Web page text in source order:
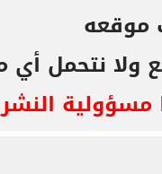
موقعه
ولا نتحمل
مسؤولية النشر